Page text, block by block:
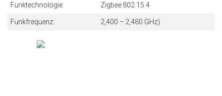
Funktechnologie: Zigbee 802.15.4
Funkfrequenz: 2,400 – 2,480 GHz)